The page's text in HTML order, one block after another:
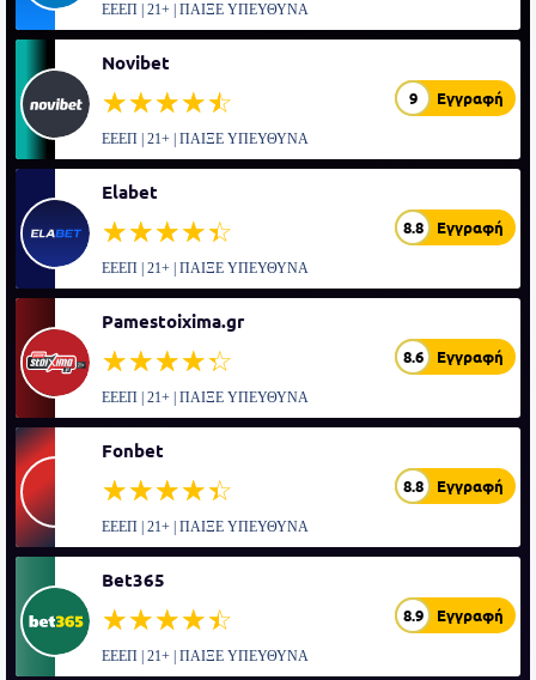
ΕΕΕΠ | 21+ | ΠΑΙΞΕ ΥΠΕΥΘΥΝΑ
Novibet
☆☆☆☆☆
★★★★★ 9 Εγγραφή
ΕΕΕΠ | 21+ | ΠΑΙΞΕ ΥΠΕΥΘΥΝΑ
Elabet
☆☆☆☆☆
★★★★★ 8.8 Εγγραφή
ΕΕΕΠ | 21+ | ΠΑΙΞΕ ΥΠΕΥΘΥΝΑ
Pamestoixima.gr
☆☆☆☆☆
★★★★★ 8.6 Εγγραφή
ΕΕΕΠ | 21+ | ΠΑΙΞΕ ΥΠΕΥΘΥΝΑ
Fonbet
☆☆☆☆☆
★★★★★ 8.8 Εγγραφή
ΕΕΕΠ | 21+ | ΠΑΙΞΕ ΥΠΕΥΘΥΝΑ
Bet365
☆☆☆☆☆
★★★★★ 8.9 Εγγραφή
ΕΕΕΠ | 21+ | ΠΑΙΞΕ ΥΠΕΥΘΥΝΑ